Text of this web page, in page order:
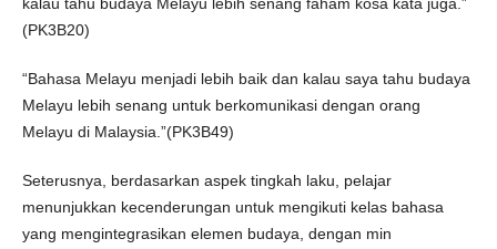
(PK3B20)
“Bahasa Melayu menjadi lebih baik dan kalau saya tahu budaya
Melayu lebih senang untuk berkomunikasi dengan orang
Melayu di Malaysia.”(PK3B49)
Seterusnya, berdasarkan aspek tingkah laku, pelajar
menunjukkan kecenderungan untuk mengikuti kelas bahasa
yang mengintegrasikan elemen budaya, dengan min